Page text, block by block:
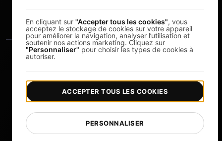
Copyright © 2026 LoadFocus | Conditions générales |
Politique de confidentialité | Protection des données |
Préférences cookies
En cliquant sur "Accepter tous les cookies", vous
acceptez le stockage de cookies sur votre appareil
pour améliorer la navigation, analyser l’utilisation et
soutenir nos actions marketing. Cliquez sur
"Personnaliser" pour choisir les types de cookies à
autoriser.
PERSONNALISER
ACCEPTER TOUS LES COOKIES